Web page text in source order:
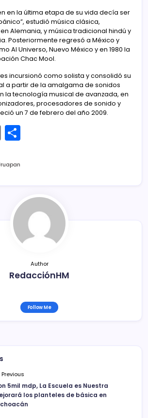
en la última etapa de su vida decía ser
estudió música clásica,
Alemania, y música tradicional hindú y
Posteriormente regresó a México y
Al Universo, Nuevo México y en 1980 la
Chac Mool.
incursionó como solista y consolidó su
a partir de la amalgama de sonidos
la tecnología musical de avanzada, en
procesadores de sonido y
un 7 de febrero del año 2009.
E
m
ai
ar
tir
Author
RedacciónHM
Follow Me
Previous
5mil mdp, La Escuela es Nuestra
los planteles de básica en